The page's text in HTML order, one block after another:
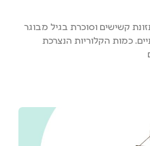
קשישים וסוכרת בגיל מבוגר
כמות הקלוריות הנצרכת